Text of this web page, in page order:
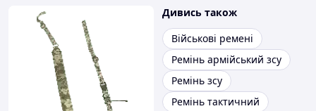
Дивись також
Військові ремені
Ремінь армійський зсу
Ремінь зсу
Ремінь тактичний